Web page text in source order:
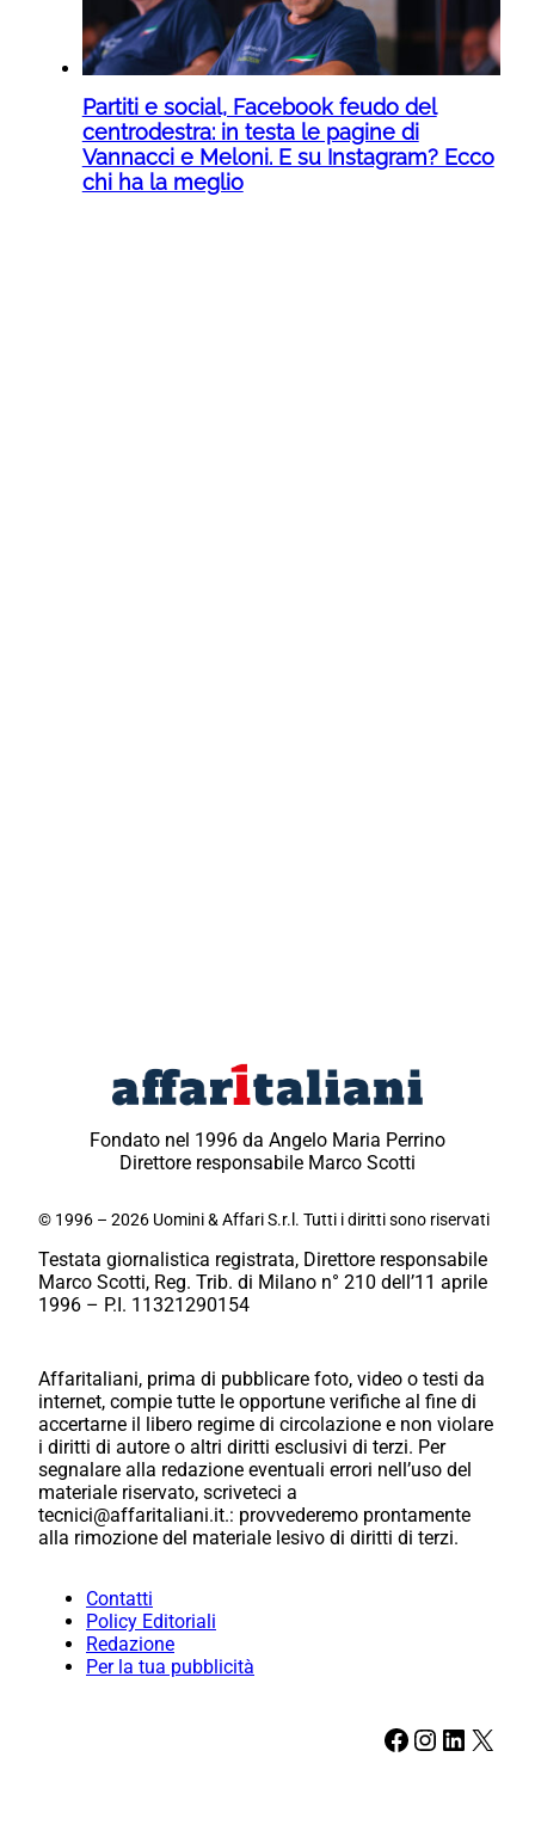
Partiti e social, Facebook feudo del
centrodestra: in testa le pagine di
Vannacci e Meloni. E su Instagram? Ecco
chi ha la meglio
Fondato nel 1996 da Angelo Maria Perrino
Direttore responsabile Marco Scotti
© 1996 – 2026 Uomini & Affari S.r.l. Tutti i diritti sono riservati
Testata giornalistica registrata, Direttore responsabile
Marco Scotti, Reg. Trib. di Milano n° 210 dell’11 aprile
1996 – P.I. 11321290154
Affaritaliani, prima di pubblicare foto, video o testi da
internet, compie tutte le opportune verifiche al fine di
accertarne il libero regime di circolazione e non violare
i diritti di autore o altri diritti esclusivi di terzi. Per
segnalare alla redazione eventuali errori nell’uso del
materiale riservato, scriveteci a
tecnici@affaritaliani.it.: provvederemo prontamente
alla rimozione del materiale lesivo di diritti di terzi.
Contatti
Policy Editoriali
Redazione
Per la tua pubblicità
Facebook Instagram LinkedIn X